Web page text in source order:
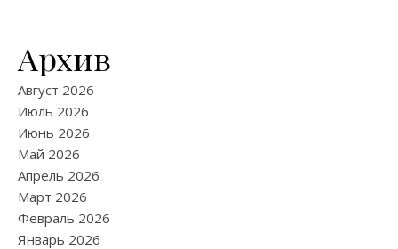
Архив
Август 2026
Июль 2026
Июнь 2026
Май 2026
Апрель 2026
Март 2026
Февраль 2026
Январь 2026